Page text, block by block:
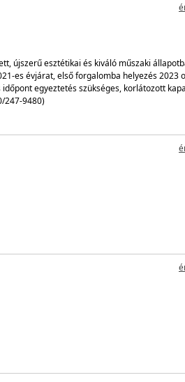
újszerű esztétikai és kiváló műszaki
es évjárat, első forgalomba helyezés 2023
egyeztetés szükséges, korlátozott
247-9480)